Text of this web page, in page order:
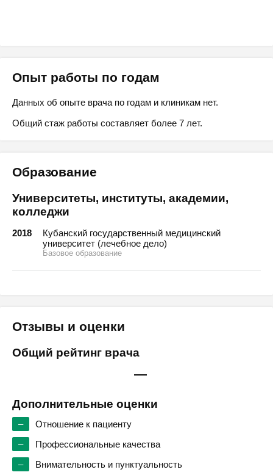
Опыт работы по годам
Данных об опыте врача по годам и клиникам нет.
Общий стаж работы составляет более 7 лет.
Образование
Университеты, институты, академии,
колледжи
2018
Кубанский государственный медицинский
университет (лечебное дело)
Базовое образование
Отзывы и оценки
Общий рейтинг врача
—
Дополнительные оценки
–
Отношение к пациенту
–
Профессиональные качества
–
Внимательность и пунктуальность